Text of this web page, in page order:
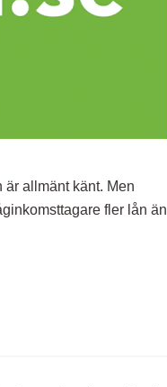
allmänt känt. Men
fler lån än